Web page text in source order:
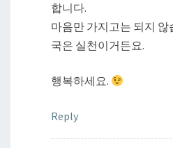
합니다.
마음만 가지고는 되지 않
국은 실천이거든요.
행복하세요.
Reply